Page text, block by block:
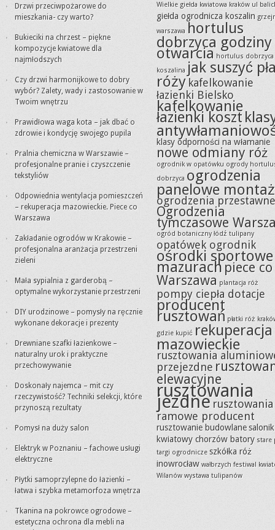
Drzwi przeciwpożarowe do
mieszkania- czy warto?
Bukieciki na chrzest – piękne
kompozycje kwiatowe dla
najmłodszych
Czy drzwi harmonijkowe to dobry
wybór? Zalety, wady i zastosowanie w
Twoim wnętrzu
Prawidłowa waga kota – jak dbać o
zdrowie i kondycję swojego pupila
Pralnia chemiczna w Warszawie –
profesjonalne pranie i czyszczenie
tekstyliów
Odpowiednia wentylacja pomieszczeń
– rekuperacja mazowieckie. Piece co
Warszawa
Zakładanie ogrodów w Krakowie –
profesjonalna aranżacja przestrzeni
zieleni
Mała sypialnia z garderobą –
optymalne wykorzystanie przestrzeni
DIY urodzinowe – pomysły na ręcznie
wykonane dekoracje i prezenty
Drewniane szafki łazienkowe –
naturalny urok i praktyczne
przechowywanie
Doskonały najemca – mit czy
rzeczywistość? Techniki selekcji, które
przynoszą rezultaty
Pomysł na duży salon
Elektryk w Poznaniu – fachowe usługi
elektryczne
Płytki samoprzylepne do łazienki –
łatwa i szybka metamorfoza wnętrza
Tkanina na pokrowce ogrodowe –
estetyczna ochrona dla mebli na
Wielkie giełda kwiatowa kraków ul
giełda ogrodnicza koszalin
warszawa hortulus
dobrzyca godziny
otwarcia hortulus dobrzyca
koszalina jak suszyć
róży kafelkowanie
łazienki Bielsko
kafelkowanie
łazienki koszt
klasy odporności na włamanie
nowe odmiany róż
ogrodnik w opatówku ogrody
dobrzyca ogrodzenia
panelowe montaż
ogrodzenia przestawne
Ogrodzenia
tymczasowe
ogród botaniczny łódź tulipany
opatówek ogrodnik
ośrodki
mazurach piece co
Warszawa plantacja róż
pompy ciepła dotacje
producent
rusztowań płatki róż
gdzie kupić rekuperacja
mazowieckie
rusztowania
przejezdne
elewacyjne
rusztowania
jezdne rusztowania
ramowe producent
rusztowanie budowlanesalonik
kwiatowy chorzów batory stare
targi ogrodnicze szkółka róż
inowrocław wałbrzych festiwal
Wilanów wystawa tulipanów